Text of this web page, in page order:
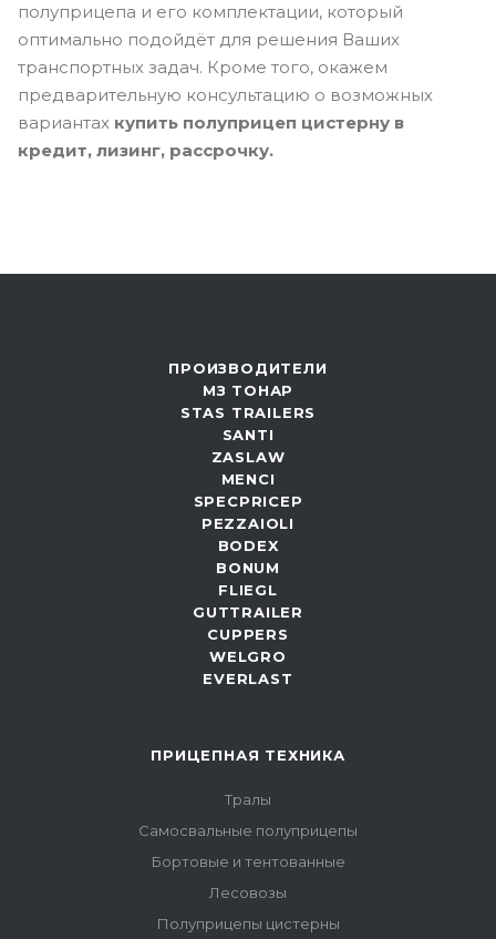
полуприцепа и его комплектации, который
оптимально подойдёт для решения Ваших
транспортных задач. Кроме того, окажем
предварительную консультацию о возможных
вариантах купить полуприцеп цистерну в
кредит, лизинг, рассрочку.
ПРОИЗВОДИТЕЛИ
МЗ ТОНАР
STAS TRAILERS
SANTI
ZASLAW
MENCI
SPECPRICEP
PEZZAIOLI
BODEX
BONUM
FLIEGL
GUTTRAILER
CUPPERS
WELGRO
EVERLAST
ПРИЦЕПНАЯ ТЕХНИКА
Тралы
Самосвальные полуприцепы
Бортовые и тентованные
Лесовозы
Полуприцепы цистерны